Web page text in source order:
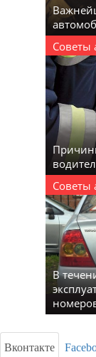
Советы
Советы
В
Вконтакте